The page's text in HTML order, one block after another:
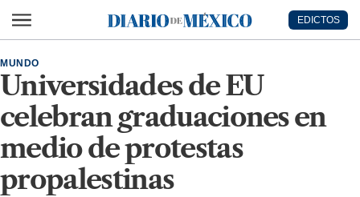
Diario de México
EDICTOS
Universidades de EU
celebran graduaciones en
medio de protestas
propalestinas
MUNDO